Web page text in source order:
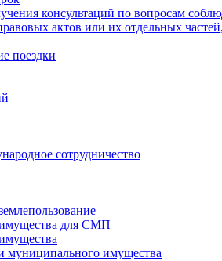
консультаций по вопросам
актов или их отдельных
поездки
сотрудничество
для СМП
муниципального имущества